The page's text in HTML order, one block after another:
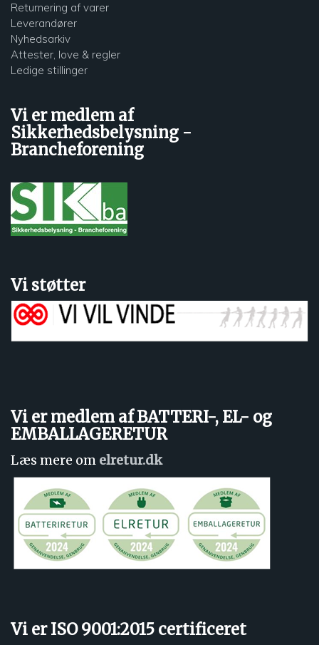
Returnering af varer
Leverandører
Nyhedsarkiv
Attester, love & regler
Ledige stillinger
Vi er medlem af
Sikkerhedsbelysning -
Brancheforening
Vi støtter
Vi er medlem af BATTERI-, EL- og
EMBALLAGERETUR
Læs mere om elretur.dk
Vi er ISO 9001:2015 certificeret